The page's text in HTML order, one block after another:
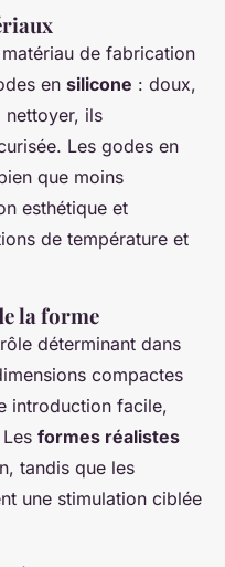
de fabrication
en silicone : doux,
nettoyer, ils
Les godes en
que moins
esthétique et
de température et
la forme
déterminant dans
compactes
introduction facile,
formes réalistes
tandis que les
une stimulation ciblée